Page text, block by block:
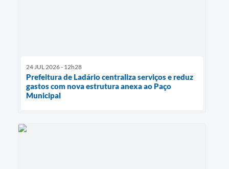
24 JUL 2026 - 12h28
Prefeitura de Ladário centraliza serviços e reduz
gastos com nova estrutura anexa ao Paço
Municipal